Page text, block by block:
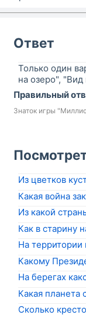
Ответ
Только один
на озеро", "Вид
Правильный
Знаток игры
Из цветков
Какая война
Из какой
Как в старину
На территории
Какому
На берегах
Какая планета
Сколько